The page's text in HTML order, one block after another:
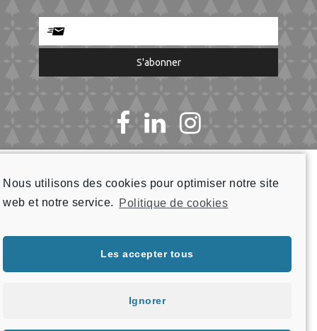
Nous utilisons des cookies pour optimiser notre site
web et notre service.
Politique de cookies
Les accepter tous
Ignorer
Artisane Verrier